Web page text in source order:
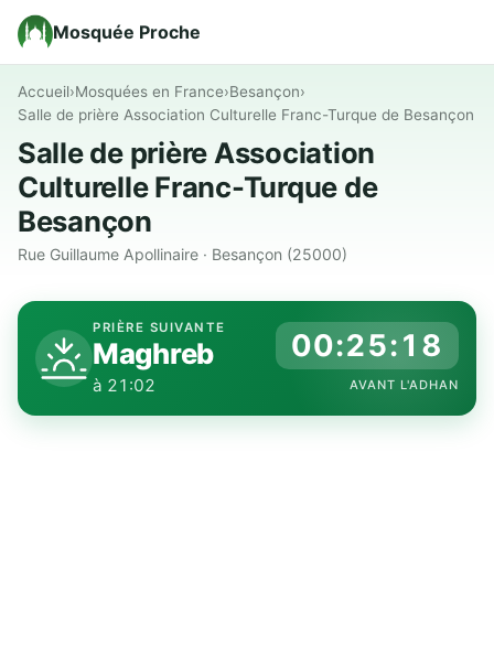
Mosquée Proche
Accueil›Mosquées en France›Besançon›
Salle de prière Association Culturelle Franc-Turque de Besançon
Salle de prière Association
Culturelle Franc-Turque de
Besançon
Rue Guillaume Apollinaire · Besançon (25000)
PRIÈRE SUIVANTE
Maghreb
à 21:02
00:25:18
AVANT L'ADHAN